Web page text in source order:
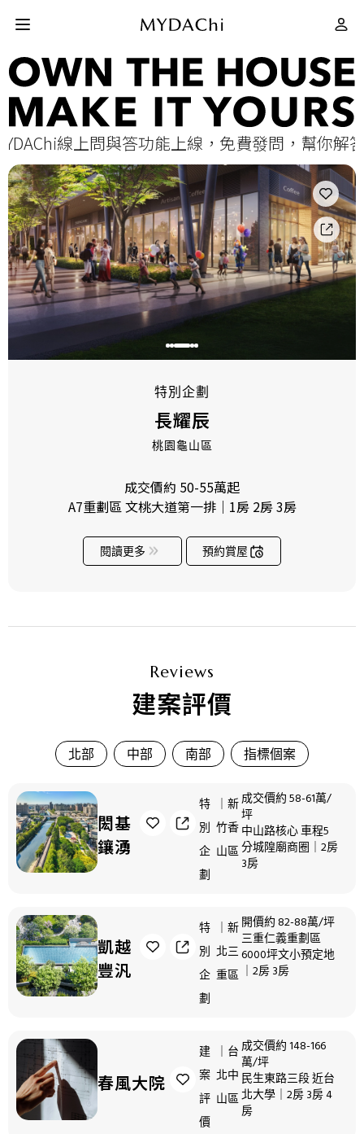
建案評價
如何買房
MYMY 幫你找
網站導覽
會員專屬
與答功能上線，免費發問，幫你解答 ☺︎賀！
特別企劃
長耀辰
桃園龜山區
成交價約 50-55萬起
A7重劃區 文桃大道第一排｜1房 2房 3房
閱讀更多 預約賞屋
Reviews
建案評價
北部 中部 南部 指標個案
閎基
鑲湧
特
別
企
劃
｜新
竹香
山區
成交價約 58-61萬/
坪
中山路核心 車程5
分城隍廟商圈｜2房
3房
凱越
豐汎
特
別
企
劃
｜新
北三
重區
開價約 82-88萬/坪
三重仁義重劃區
6000坪文小預定地
｜2房 3房
春風大院
建
案
評
價
｜台
北中
山區
成交價約 148-166
萬/坪
民生東路三段 近台
北大學｜2房 3房 4
房